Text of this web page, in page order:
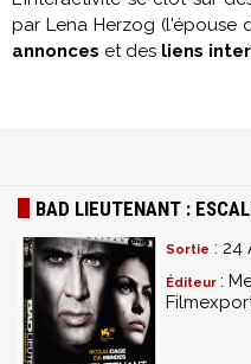
par Lena Herzog (l'épouse
annonces et des liens
BAD LIEUTENANT :
Sortie : 24
Éditeur :